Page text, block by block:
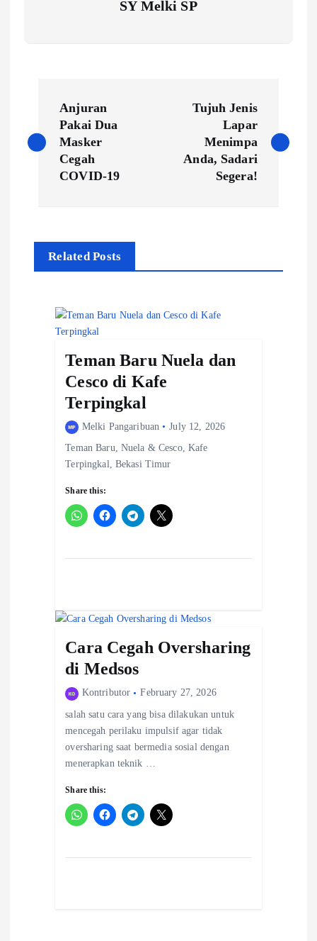
SY Melki SP
s
Anjuran
Pakai Dua
Masker
Cegah
COVID-19
Tujuh Jenis
Lapar
Menimpa
Anda, Sadari
Segera!
Related Posts
Teman Baru Nuela dan
Cesco di Kafe
Terpingkal
Melki Pangaribuan July 12, 2026
Teman Baru, Nuela & Cesco, Kafe
Terpingkal, Bekasi Timur
Share this:
Cara Cegah Oversharing
di Medsos
Kontributor February 27, 2026
salah satu cara yang bisa dilakukan untuk
mencegah perilaku impulsif agar tidak
oversharing saat bermedia sosial dengan
menerapkan teknik …
Share this: